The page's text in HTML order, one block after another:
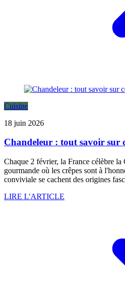
Cuisine
18 juin 2026
Chandeleur : tout savoir sur
Chaque 2 février, la France célèbre la
gourmande où les crêpes sont à
conviviale se cachent des origines
LIRE L'ARTICLE